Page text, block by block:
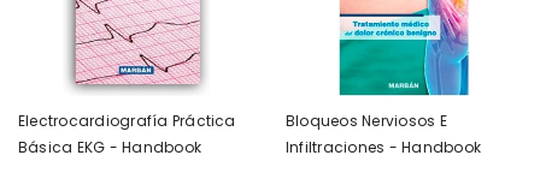
Electrocardiografía Práctica
Básica EKG - Handbook
Bloqueos Nerviosos E
Infiltraciones - Handbook